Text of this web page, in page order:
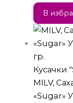
В
Кусачки
MILV,
«Sugar»